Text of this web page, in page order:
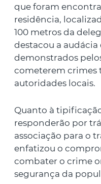
que foram
residência,
100 metros da
destacou a audácia
demonstrados
cometerem crimes
autoridades locais.
Quanto à
responderão por
associação para o
enfatizou o
combater o crime
segurança da